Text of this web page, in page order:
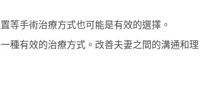
等手術治療方式也可能是有效的選擇。
種有效的治療方式。改善夫妻之間的溝通和理